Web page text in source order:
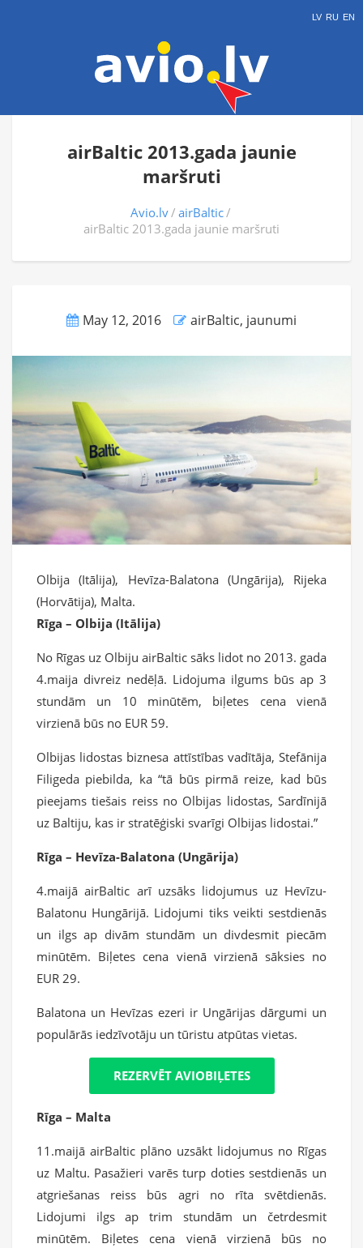
LV RU EN
airBaltic 2013.gada jaunie
maršruti
Avio.lv
airBaltic
airBaltic 2013.gada jaunie maršruti
May 12, 2016 airBaltic, jaunumi
Olbija (Itālija), Hevīza-Balatona (Ungārija), Rijeka
(Horvātija), Malta.
Rīga – Olbija (Itālija)
No Rīgas uz Olbiju airBaltic sāks lidot no 2013. gada
4.maija divreiz nedēļā. Lidojuma ilgums būs ap 3
stundām un 10 minūtēm, biļetes cena vienā
virzienā būs no EUR 59.
Olbijas lidostas biznesa attīstības vadītāja, Stefānija
Filigeda piebilda, ka “tā būs pirmā reize, kad būs
pieejams tiešais reiss no Olbijas lidostas, Sardīnijā
uz Baltiju, kas ir stratēģiski svarīgi Olbijas lidostai.”
Rīga – Hevīza-Balatona (Ungārija)
4.maijā airBaltic arī uzsāks lidojumus uz Hevīzu-
Balatonu Hungārijā. Lidojumi tiks veikti sestdienās
un ilgs ap divām stundām un divdesmit piecām
minūtēm. Biļetes cena vienā virzienā sāksies no
EUR 29.
Balatona un Hevīzas ezeri ir Ungārijas dārgumi un
populārās iedzīvotāju un tūristu atpūtas vietas.
REZERVĒT AVIOBIĻETES
Rīga – Malta
11.maijā airBaltic plāno uzsākt lidojumus no Rīgas
uz Maltu. Pasažieri varēs turp doties sestdienās un
atgriešanas reiss būs agri no rīta svētdienās.
Lidojumi ilgs ap trim stundām un četrdesmit
minūtēm. Biļetes cena vienā virzienā būs no